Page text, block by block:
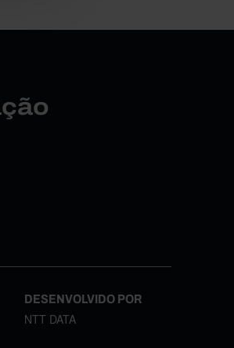
DESENVOLVIDO POR
NTT DATA